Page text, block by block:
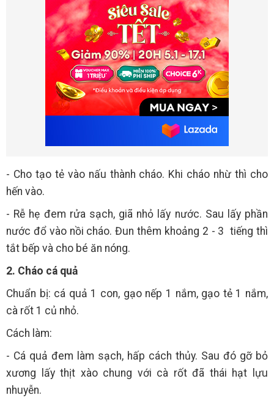
- Cho tạo tẻ vào nấu thành cháo. Khi cháo nhừ thì cho
hến vào.
- Rễ hẹ đem rửa sạch, giã nhỏ lấy nước. Sau lấy phần
nước đổ vào nồi cháo. Đun thêm khoảng 2 - 3 tiếng thì
tắt bếp và cho bé ăn nóng.
2. Cháo cá quả
Chuẩn bị: cá quả 1 con, gạo nếp 1 nắm, gạo tẻ 1 nắm,
cà rốt 1 củ nhỏ.
Cách làm:
- Cá quả đem làm sạch, hấp cách thủy. Sau đó gỡ bỏ
xương lấy thịt xào chung với cà rốt đã thái hạt lựu
nhuyễn.